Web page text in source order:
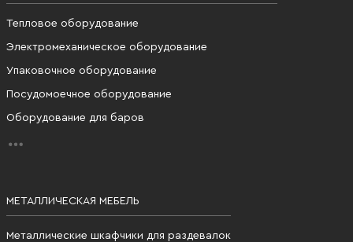
Тепловое оборудование
Электромеханическое оборудование
Упаковочное оборудование
Посудомоечное оборудование
Оборудование для баров
МЕТАЛЛИЧЕСКАЯ МЕБЕЛЬ
Металлические шкафчики для раздевалок